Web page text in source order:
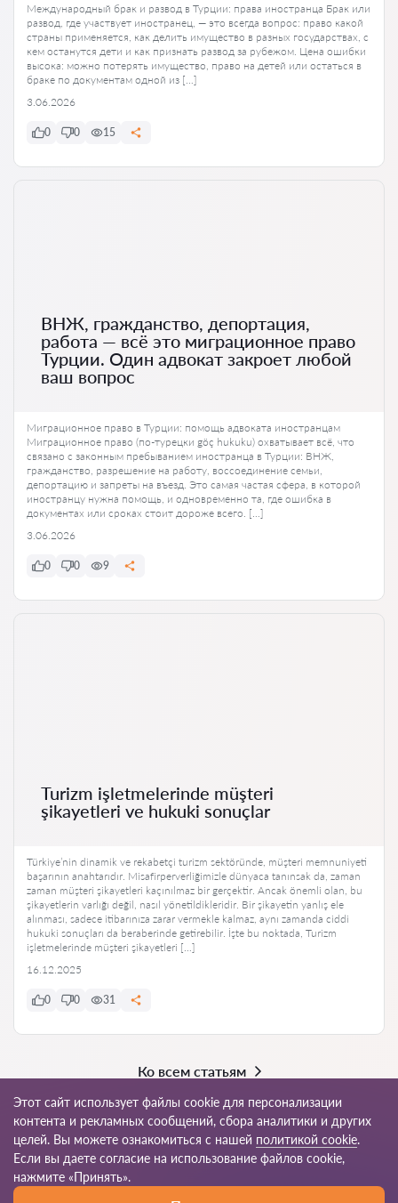
Международный брак и развод в Турции: права иностранца Брак или
развод, где участвует иностранец, — это всегда вопрос: право какой
страны применяется, как делить имущество в разных государствах, с
кем останутся дети и как признать развод за рубежом. Цена ошибки
высока: можно потерять имущество, право на детей или остаться в
браке по документам одной из […]
3.06.2026
0 0 15
ВНЖ, гражданство, депортация,
работа — всё это миграционное право
Турции. Один адвокат закроет любой
ваш вопрос
Миграционное право в Турции: помощь адвоката иностранцам
Миграционное право (по-турецки göç hukuku) охватывает всё, что
связано с законным пребыванием иностранца в Турции: ВНЖ,
гражданство, разрешение на работу, воссоединение семьи,
депортацию и запреты на въезд. Это самая частая сфера, в которой
иностранцу нужна помощь, и одновременно та, где ошибка в
документах или сроках стоит дороже всего. […]
3.06.2026
0 0 9
Turizm işletmelerinde müşteri
şikayetleri ve hukuki sonuçlar
Türkiye’nin dinamik ve rekabetçi turizm sektöründe, müşteri memnuniyeti
başarının anahtarıdır. Misafirperverliğimizle dünyaca tanınsak da, zaman
zaman müşteri şikayetleri kaçınılmaz bir gerçektir. Ancak önemli olan, bu
şikayetlerin varlığı değil, nasıl yönetildikleridir. Bir şikayetin yanlış ele
alınması, sadece itibarınıza zarar vermekle kalmaz, aynı zamanda ciddi
hukuki sonuçları da beraberinde getirebilir. İşte bu noktada, Turizm
işletmelerinde müşteri şikayetleri […]
16.12.2025
0 0 31
Ко всем статьям
© 2026 Avukat-tr.com
Этот сайт использует файлы cookie для персонализации
контента и рекламных сообщений, сбора аналитики и других
целей. Вы можете ознакомиться с нашей политикой cookie.
Если вы даете согласие на использование файлов cookie,
нажмите «Принять».